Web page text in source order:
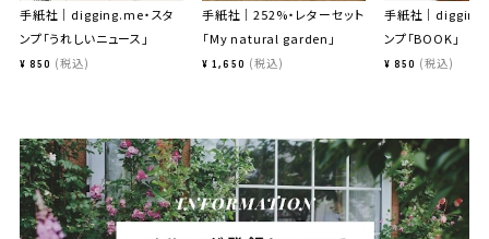
手紙社｜digging.me・スタ
ンプ「うれしいニュース」
¥ 850 税込
手紙社｜252%・レターセット
「My natural garden」
¥ 1,650 税込
手紙社｜
ンプ「BOOK」
¥ 850 税込